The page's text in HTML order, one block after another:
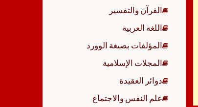
القرآن والتفسير
اللغة العربية
المؤلفات بصيغة الوورد
المجلات الإسلامية
دوائر العقيدة
علم النفس والاجتماع